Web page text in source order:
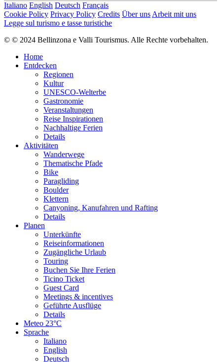
Italiano English Deutsch Français
Cookie Policy Privacy Policy Credits Über uns Arbeit mit uns
Legge sul turismo e tasse turistiche
© © 2024 Bellinzona e Valli Tourismus. Alle Rechte vorbehalten.
Home
Entdecken
Regionen
Kultur
UNESCO-Welterbe
Gastronomie
Veranstaltungen
Reise Inspirationen
Nachhaltige Ferien
Details
Aktivitäten
Wanderwege
Thematische Pfade
Bike
Paragliding
Boulder
Klettern
Canyoning, Kanufahren und Rafting
Details
Planen
Unterkünfte
Reiseinformationen
Zugängliche Urlaub
Touring
Buchen Sie Ihre Ferien
Ticino Ticket
Guest Card
Meetings & incentives
Geführte Ausflüge
Details
Meteo 23°C
Sprache
Italiano
English
Deutsch